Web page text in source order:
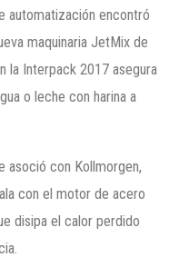
automatización encontró
maquinaria JetMix de
la Interpack 2017 asegura
o leche con harina a
asoció con Kollmorgen,
con el motor de acero
disipa el calor perdido